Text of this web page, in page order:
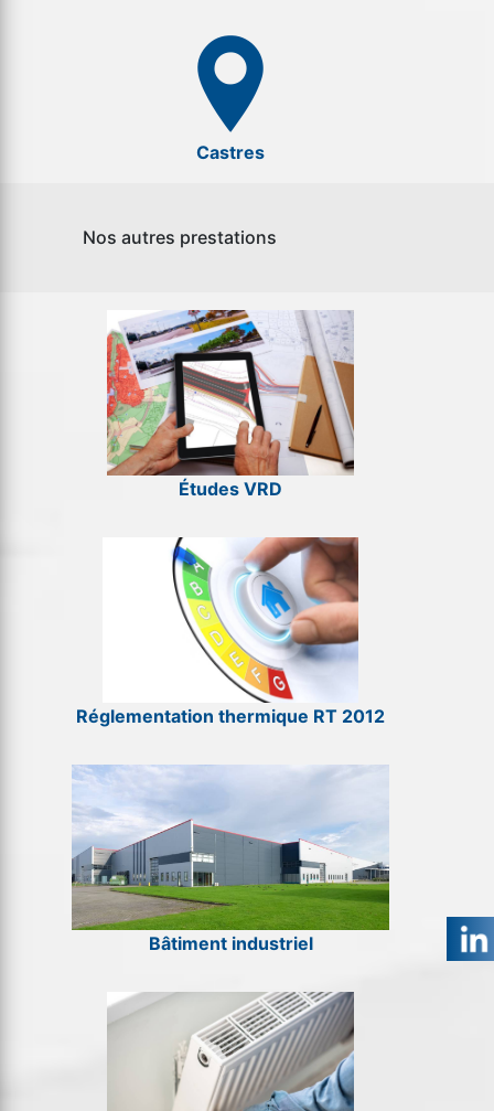
Castres
Nos autres prestations
Études VRD
Réglementation thermique RT 2012
Bâtiment industriel